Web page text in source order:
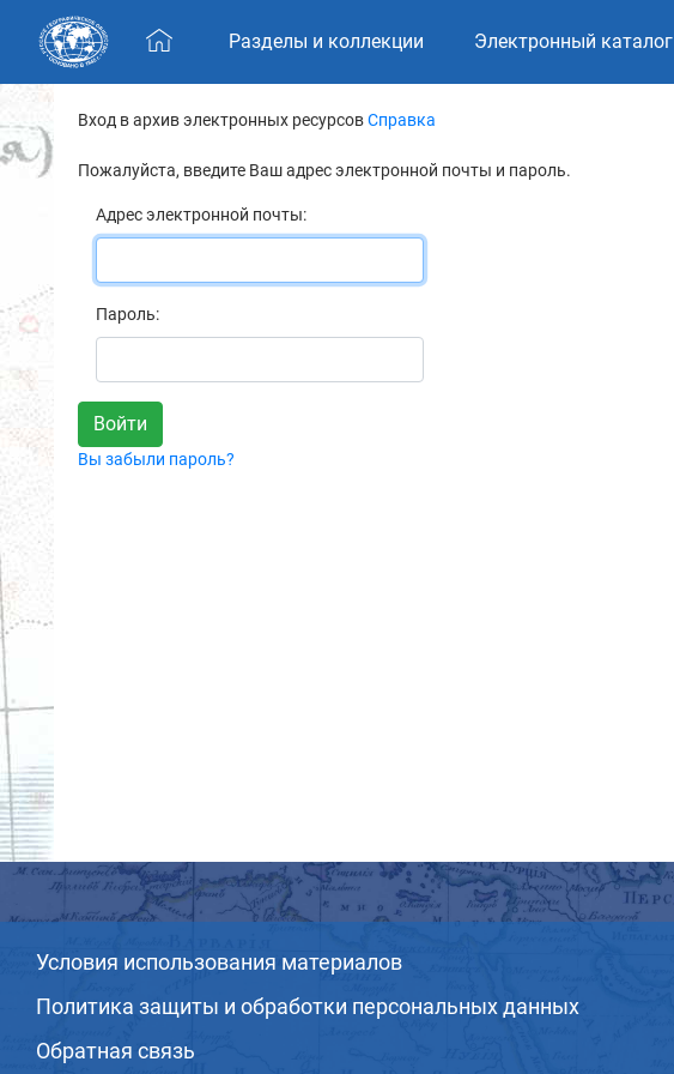
Skip navigation
Разделы и коллекции Электронный каталог
Вход в архив электронных ресурсовСправка
Пожалуйста, введите Ваш адрес электронной почты и пароль.
Адрес электронной почты:
Пароль:
Вы забыли пароль?
Условия использования материалов
Политика защиты и обработки персональных данных
Обратная связь